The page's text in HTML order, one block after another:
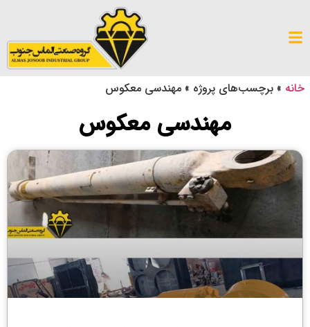
خانه » برچسب‌های پروژه » مهندسی معکوس
مهندسی معکوس